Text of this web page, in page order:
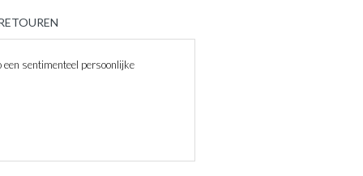
sentimenteel persoonlijke